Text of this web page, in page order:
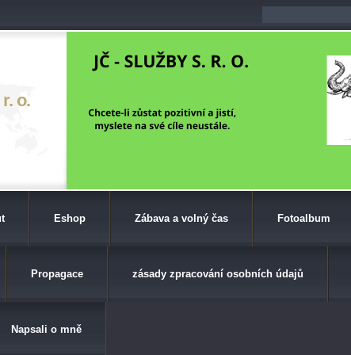
o.
Eshop Zábava a volný čas Fotoalbum
Propagace zásady zpracování osobních údajů
Napsali o mně